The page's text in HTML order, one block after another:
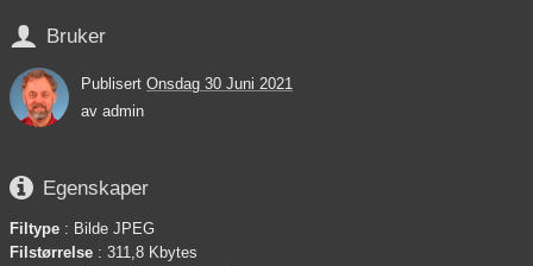
 Bruker
Publisert Onsdag 30 Juni 2021
av admin
 Egenskaper
Filtype : Bilde JPEG
Filstørrelse : 311,8 Kbytes